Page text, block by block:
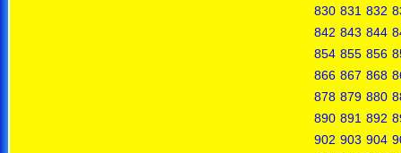
830 831 832
842 843 844
854 855 856
866 867 868
878 879 880
890 891 892
902 903 904